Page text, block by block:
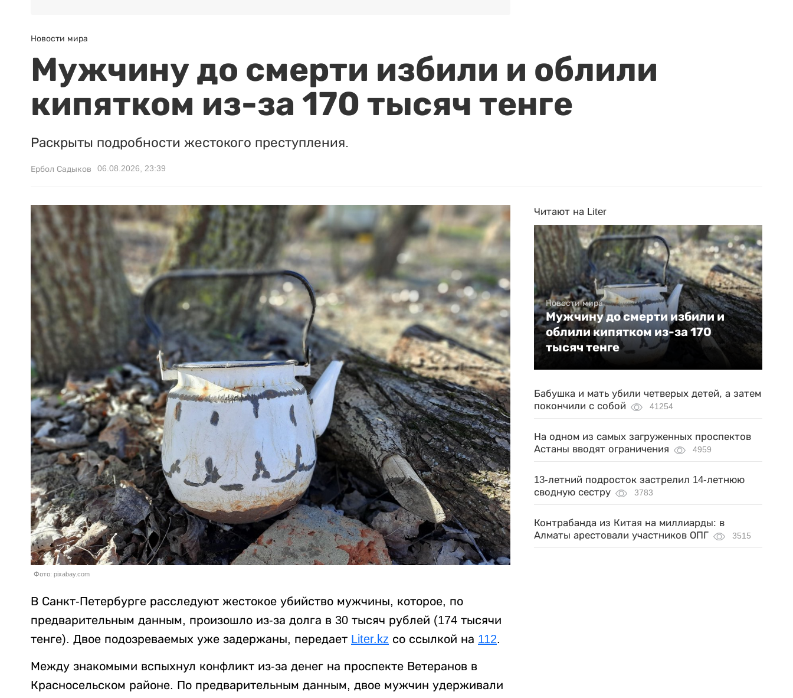
Новости мира
Мужчину до смерти избили и облили
кипятком из-за 170 тысяч тенге
Раскрыты подробности жестокого преступления.
Ербол Садыков 06.08.2026, 23:39
Фото: pixabay.com
В Санкт-Петербурге расследуют жестокое убийство мужчины, которое, по
предварительным данным, произошло из-за долга в 30 тысяч рублей (174 тысячи
тенге). Двое подозреваемых уже задержаны, передает Liter.kz со ссылкой на 112.
Между знакомыми вспыхнул конфликт из-за денег на проспекте Ветеранов в
Красносельском районе. По предварительным данным, двое мужчин удерживали
Читают на Liter
Новости мира
Мужчину до смерти избили и
облили кипятком из-за 170
тысяч тенге
Бабушка и мать убили четверых детей, а затем
покончили с собой
41254
На одном из самых загруженных проспектов
Астаны вводят ограничения
4959
13-летний подросток застрелил 14-летнюю
сводную сестру
3783
Контрабанда из Китая на миллиарды: в
Алматы арестовали участников ОПГ
3515